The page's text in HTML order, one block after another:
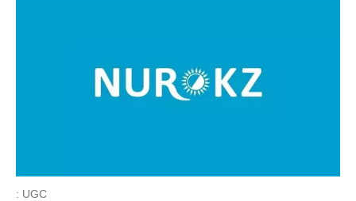
: UGC